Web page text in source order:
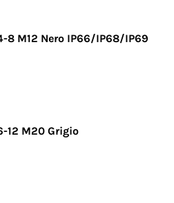
8 M12 Nero IP66/IP68/IP69
12 M20 Grigio